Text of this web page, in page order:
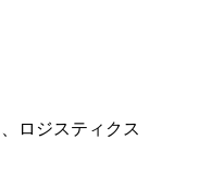
ロジスティクス